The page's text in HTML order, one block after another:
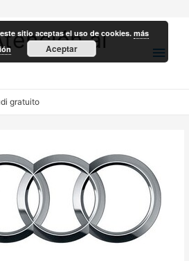
al
gratuito
sitio aceptas el uso de cookies.más
Aceptar